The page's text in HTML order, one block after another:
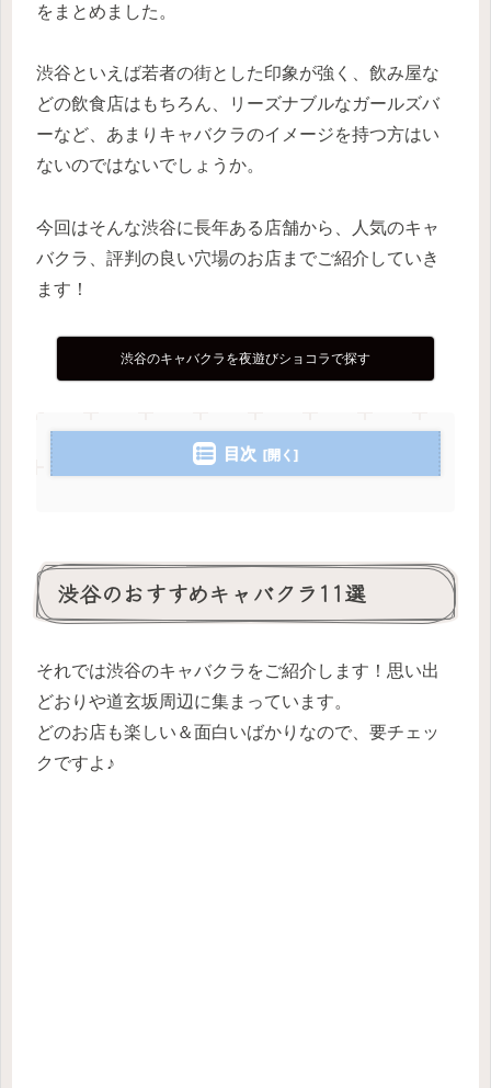
をまとめました。
渋谷といえば若者の街とした印象が強く、飲み屋な
どの飲食店はもちろん、リーズナブルなガールズバ
ーなど、あまりキャバクラのイメージを持つ方はい
ないのではないでしょうか。
今回はそんな渋谷に長年ある店舗から、人気のキャ
バクラ、評判の良い穴場のお店までご紹介していき
ます！
渋谷のキャバクラを夜遊びショコラで探す
目次
渋谷のおすすめキャバクラ11選
それでは渋谷のキャバクラをご紹介します！思い出
どおりや道玄坂周辺に集まっています。
どのお店も楽しい＆面白いばかりなので、要チェッ
クですよ♪